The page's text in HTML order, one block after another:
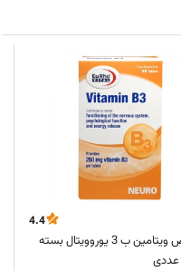
4.4
قرص ویتامین ب 3 یوروویتال بسته